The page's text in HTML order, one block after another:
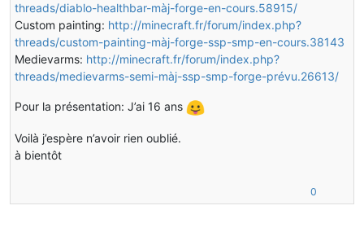
threads/diablo-healthbar-màj-forge-en-cours.58915/
Custom painting: http://minecraft.fr/forum/index.php?
threads/custom-painting-màj-forge-ssp-smp-en-cours.38143
Medievarms: http://minecraft.fr/forum/index.php?
threads/medievarms-semi-màj-ssp-smp-forge-prévu.26613/
Pour la présentation: J’ai 16 ans
Voilà j’espère n’avoir rien oublié.
à bientôt
0